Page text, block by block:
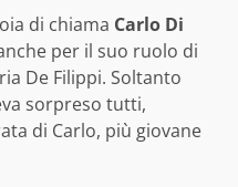
di chiama Carlo Di
per il suo ruolo di
De Filippi. Soltanto
sorpreso tutti,
di Carlo, più giovane